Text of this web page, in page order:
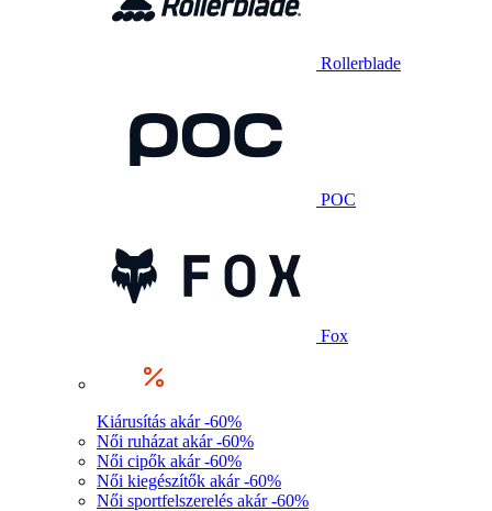
Rollerblade
POC
Fox
Kiárusítás akár -60%
Női ruházat akár -60%
Női cipők akár -60%
Női kiegészítők akár -60%
Női sportfelszerelés akár -60%